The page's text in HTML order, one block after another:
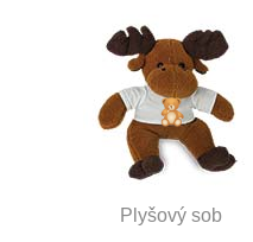
Plyšový sob